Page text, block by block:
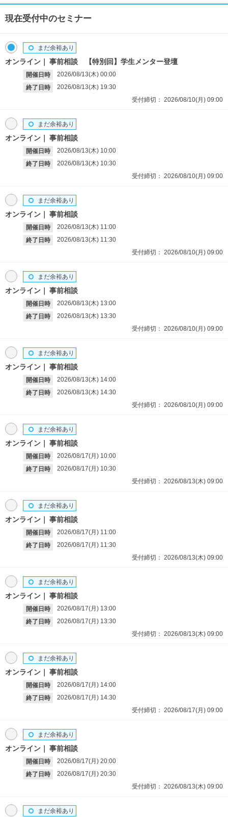
現在受付中のセミナー
オンライン 事前相談 【特別回】学生メンター登壇
開催日時 2026/08/13(木) 00:00
終了日時
2026/08/13(木) 19:30
まだ余裕あり
受付締切： 2026/08/10(月) 09:00
オンライン 事前相談
開催日時 2026/08/13(木) 10:00
終了日時
2026/08/13(木) 10:30
まだ余裕あり
受付締切： 2026/08/10(月) 09:00
オンライン 事前相談
開催日時 2026/08/13(木) 11:00
終了日時
2026/08/13(木) 11:30
まだ余裕あり
受付締切： 2026/08/10(月) 09:00
オンライン 事前相談
開催日時 2026/08/13(木) 13:00
終了日時
2026/08/13(木) 13:30
まだ余裕あり
受付締切： 2026/08/10(月) 09:00
オンライン 事前相談
開催日時 2026/08/13(木) 14:00
終了日時
2026/08/13(木) 14:30
まだ余裕あり
受付締切： 2026/08/10(月) 09:00
オンライン 事前相談
開催日時 2026/08/17(月) 10:00
終了日時
2026/08/17(月) 10:30
まだ余裕あり
受付締切： 2026/08/13(木) 09:00
オンライン 事前相談
開催日時 2026/08/17(月) 11:00
終了日時
2026/08/17(月) 11:30
まだ余裕あり
受付締切： 2026/08/13(木) 09:00
オンライン 事前相談
開催日時 2026/08/17(月) 13:00
終了日時
2026/08/17(月) 13:30
まだ余裕あり
受付締切： 2026/08/13(木) 09:00
オンライン 事前相談
開催日時 2026/08/17(月) 14:00
終了日時
2026/08/17(月) 14:30
まだ余裕あり
受付締切： 2026/08/17(月) 09:00
オンライン 事前相談
開催日時 2026/08/17(月) 20:00
終了日時
2026/08/17(月) 20:30
まだ余裕あり
受付締切： 2026/08/13(木) 09:00
まだ余裕あり